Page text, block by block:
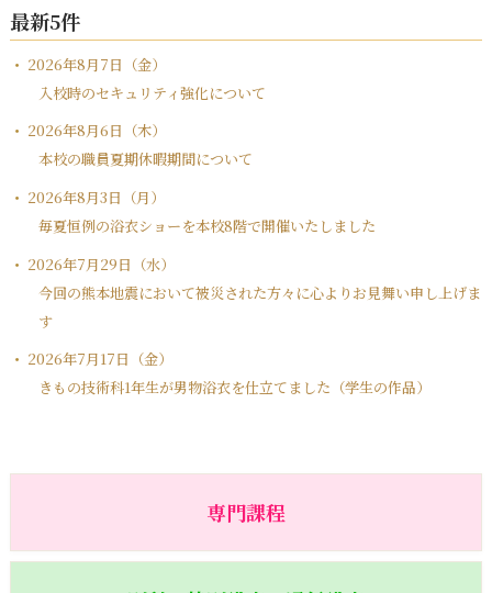
最新5件
2026年8月7日（金）
入校時のセキュリティ強化について
2026年8月6日（木）
本校の職員夏期休暇期間について
2026年8月3日（月）
毎夏恒例の浴衣ショーを本校8階で開催いたしました
2026年7月29日（水）
今回の熊本地震において被災された方々に心よりお見舞い申し上げま
す
2026年7月17日（金）
きもの技術科1年生が男物浴衣を仕立てました（学生の作品）
専門課程